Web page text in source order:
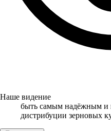
Наше видение
быть самым надёжным и
дистрибуции зерновых